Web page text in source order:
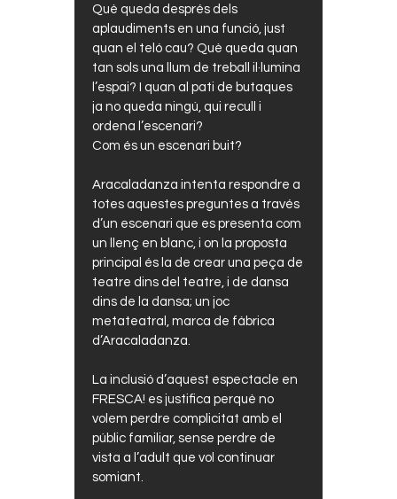
Què queda després dels
aplaudiments en una funció, just
quan el teló cau? Què queda quan
tan sols una llum de treball il·lumina
l’espai? I quan al pati de butaques
ja no queda ningú, qui recull i
ordena l’escenari?
Com és un escenari buit?
Aracaladanza intenta respondre a
totes aquestes preguntes a través
d’un escenari que es presenta com
un llenç en blanc, i on la proposta
principal és la de crear una peça de
teatre dins del teatre, i de dansa
dins de la dansa; un joc
metateatral, marca de fàbrica
d’Aracaladanza.
La inclusió d’aquest espectacle en
FRESCA! es justifica perquè no
volem perdre complicitat amb el
públic familiar, sense perdre de
vista a l’adult que vol continuar
somiant.